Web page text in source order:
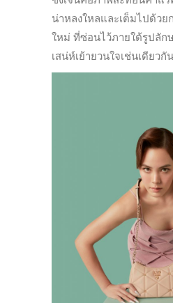
น่าหลงใหลและเต็มไปด้วย
ใหม่ ที่ซ่อนไว้ภายใต้รูปลั
เสน่ห์เย้ายวนใจเช่นเดียวกั